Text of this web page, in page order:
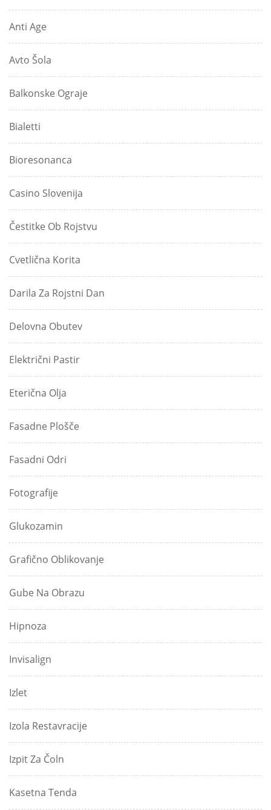
Anti Age
Avto Šola
Balkonske Ograje
Bialetti
Bioresonanca
Casino Slovenija
Čestitke Ob Rojstvu
Cvetlična Korita
Darila Za Rojstni Dan
Delovna Obutev
Električni Pastir
Eterična Olja
Fasadne Plošče
Fasadni Odri
Fotografije
Glukozamin
Grafično Oblikovanje
Gube Na Obrazu
Hipnoza
Invisalign
Izlet
Izola Restavracije
Izpit Za Čoln
Kasetna Tenda